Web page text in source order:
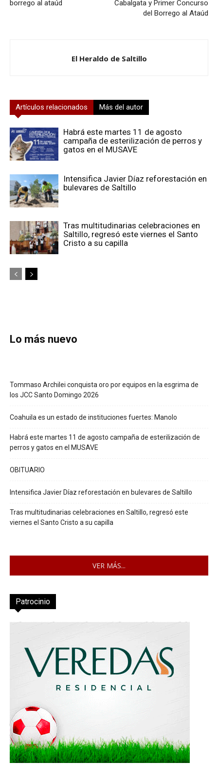
borrego al ataúd
Cabalgata y Primer Concurso
del Borrego al Ataúd
El Heraldo de Saltillo
Artículos relacionados Más del autor
Habrá este martes 11 de agosto
campaña de esterilización de perros y
gatos en el MUSAVE
Intensifica Javier Díaz reforestación en
bulevares de Saltillo
Tras multitudinarias celebraciones en
Saltillo, regresó este viernes el Santo
Cristo a su capilla
Lo más nuevo
Tommaso Archilei conquista oro por equipos en la esgrima de
los JCC Santo Domingo 2026
Coahuila es un estado de instituciones fuertes: Manolo
Habrá este martes 11 de agosto campaña de esterilización de
perros y gatos en el MUSAVE
OBITUARIO
Intensifica Javier Díaz reforestación en bulevares de Saltillo
Tras multitudinarias celebraciones en Saltillo, regresó este
viernes el Santo Cristo a su capilla
VER MÁS...
Patrocinio